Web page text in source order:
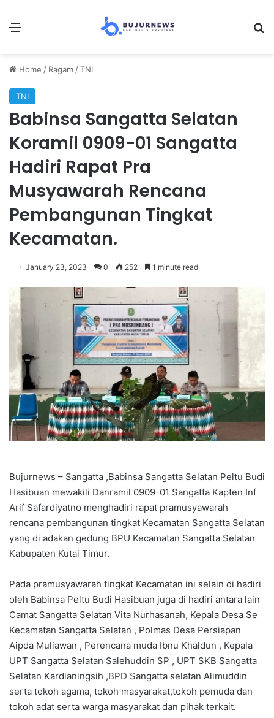
Menu
Home / Ragam /TNI
TNI
Babinsa Sangatta Selatan
Koramil 0909-01 Sangatta
Hadiri Rapat Pra
Musyawarah Rencana
Pembangunan Tingkat
Kecamatan.
January 23, 2023 0 252 1 minute read
Bujurnews – Sangatta ,Babinsa Sangatta Selatan Peltu Budi
Hasibuan mewakili Danramil 0909-01 Sangatta Kapten Inf
Arif Safardiyatno menghadiri rapat pramusyawarah
rencana pembangunan tingkat Kecamatan Sangatta Selatan
yang di adakan gedung BPU Kecamatan Sangatta Selatan
Kabupaten Kutai Timur.
Pada pramusyawarah tingkat Kecamatan ini selain di hadiri
oleh Babinsa Peltu Budi Hasibuan juga di hadiri antara lain
Camat Sangatta Selatan Vita Nurhasanah, Kepala Desa Se
Kecamatan Sangatta Selatan , Polmas Desa Persiapan
Aipda Muliawan , Perencana muda Ibnu Khaldun , Kepala
UPT Sangatta Selatan Salehuddin SP , UPT SKB Sangatta
Selatan Kardianingsih ,BPD Sangatta selatan Alimuddin
serta tokoh agama, tokoh masyarakat,tokoh pemuda dan
tokoh adat serta warga masyarakat dan pihak terkait.